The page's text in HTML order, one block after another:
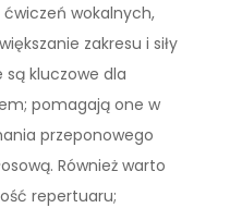
wokalnych,
zakresu i siły
są kluczowe dla
pomagają one w
przeponowego
Również warto
repertuaru;